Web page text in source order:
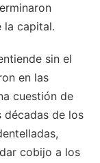
la capital.
sin el
en las
cuestión de
décadas de los
cobijo a los